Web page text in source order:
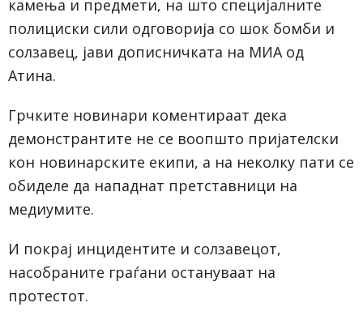
камења и предмети, на што специјалните
полициски сили одговорија со шок бомби и
солзавец, јави дописничката на МИА од
Атина.
Грчките новинари коментираат дека
демонстрантите не се воопшто пријателски
кон новинарските екипи, а на неколку пати се
обиделе да нападнат претставници на
медиумите.
И покрај инцидентите и солзавецот,
насобраните граѓани остануваат на
протестот.